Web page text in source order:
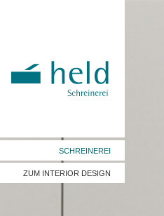
SCHREINEREI
ZUM INTERIOR DESIGN